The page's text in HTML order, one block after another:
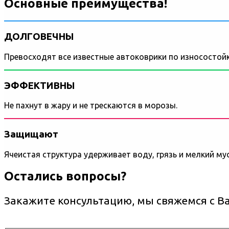
Основные преимущества!
ДОЛГОВЕЧНЫ
Превосходят все известные автоковрики по
ЭФФЕКТИВНЫ
Не пахнут в жару и не трескаются в морозы.
Защищают
Ячеистая структура удерживает воду, грязь и мелкий
Остались вопросы?
Закажите консультацию, мы свяжемся с